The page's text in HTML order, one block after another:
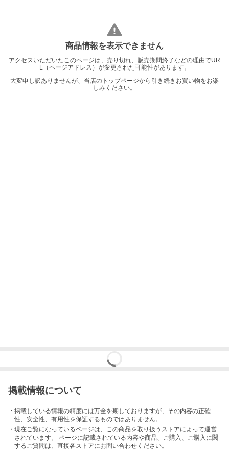
商品情報を表示できません
アクセスいただいたこのページは、売り切れ、販売期間終了などの理由でUR
L（ページアドレス）が変更された可能性があります。
大変申し訳ありませんが、当店のトップページから引き続きお買い物をお楽
しみください。
掲載情報について
・掲載している情報の精度には万全を期しておりますが、その内容の正確
性、安全性、有用性を保証するものではありません。
・現在ご覧になっているページは、この商品を取り扱うストアによって運営
されています。 ページに記載されている内容や商品、ご購入 、ご購入に関
するご質問は、直接各ストアにお問い合わせください。